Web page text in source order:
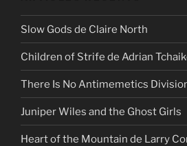
Slow Gods de Claire North
Children of Strife de Adrian
There Is No Antimemetics
Juniper Wiles and the Ghost Girls
Heart of the Mountain de Larry